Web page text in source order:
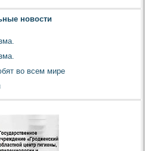
новости
во всем мире